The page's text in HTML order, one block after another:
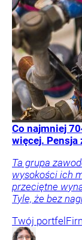
Co najmniej
więcej. Pensja
Ta grupa
wysokości ich
przeciętne
Tyle, że bez
Twój portfel